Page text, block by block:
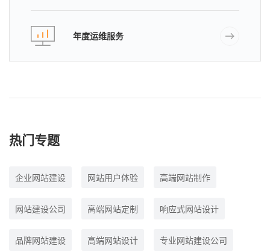
年度运维服务
热门专题
企业网站建设 网站用户体验 高端网站制作
网站建设公司 高端网站定制 响应式网站设计
品牌网站建设 高端网站设计 专业网站建设公司